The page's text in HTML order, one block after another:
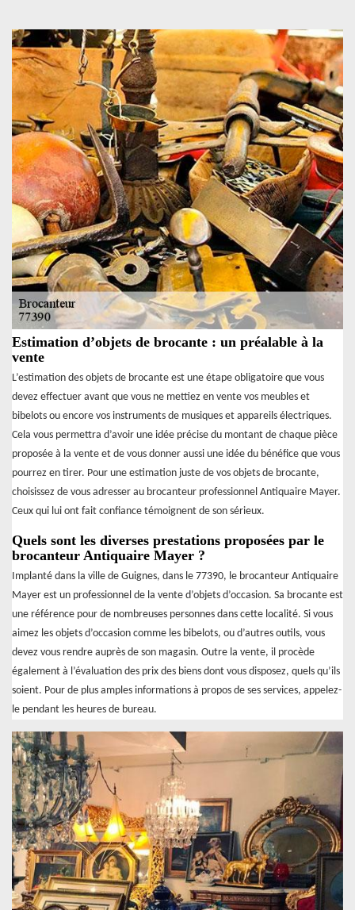
Estimation d’objets de brocante : un préalable à la
vente
L’estimation des objets de brocante est une étape obligatoire que vous
devez effectuer avant que vous ne mettiez en vente vos meubles et
bibelots ou encore vos instruments de musiques et appareils électriques.
Cela vous permettra d’avoir une idée précise du montant de chaque pièce
proposée à la vente et de vous donner aussi une idée du bénéfice que vous
pourrez en tirer. Pour une estimation juste de vos objets de brocante,
choisissez de vous adresser au brocanteur professionnel Antiquaire Mayer.
Ceux qui lui ont fait confiance témoignent de son sérieux.
Quels sont les diverses prestations proposées par le
brocanteur Antiquaire Mayer ?
Implanté dans la ville de Guignes, dans le 77390, le brocanteur Antiquaire
Mayer est un professionnel de la vente d’objets d’occasion. Sa brocante est
une référence pour de nombreuses personnes dans cette localité. Si vous
aimez les objets d’occasion comme les bibelots, ou d’autres outils, vous
devez vous rendre auprès de son magasin. Outre la vente, il procède
également à l’évaluation des prix des biens dont vous disposez, quels qu’ils
soient. Pour de plus amples informations à propos de ses services, appelez-
le pendant les heures de bureau.